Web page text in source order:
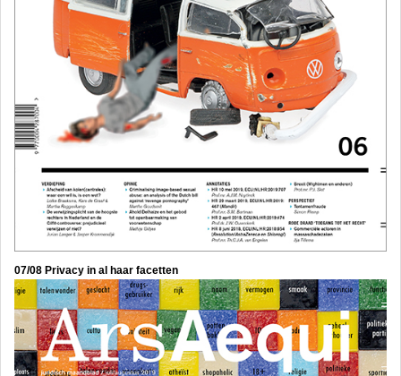
07/08 Privacy in al haar facetten